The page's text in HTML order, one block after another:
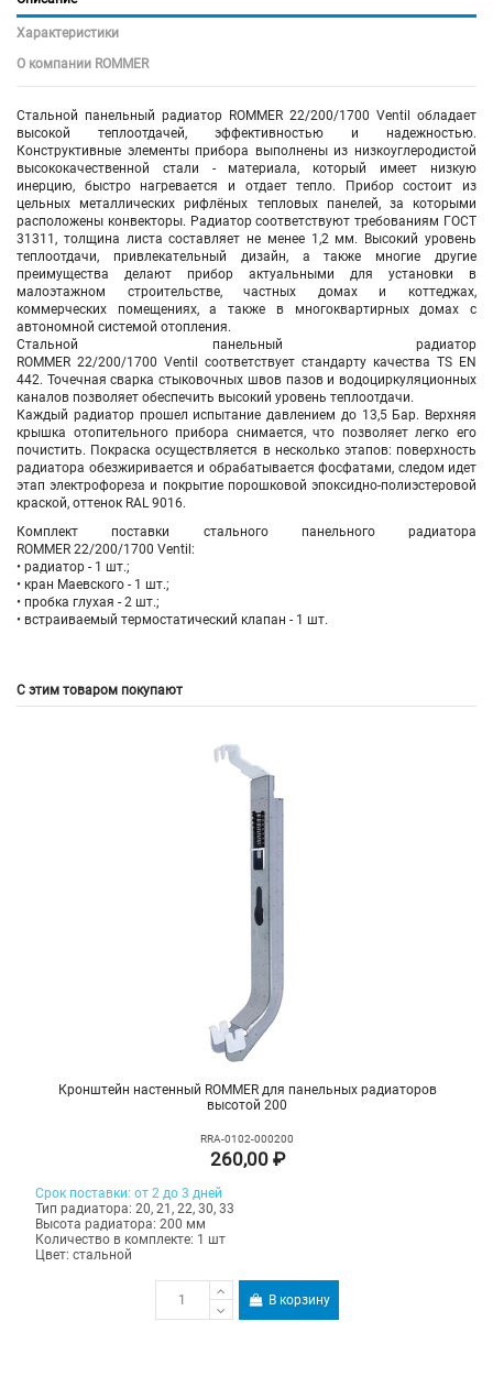
Характеристики
О компании ROMMER
Стальной панельный радиатор ROMMER 22/200/1700 Ventil обладает
высокой теплоотдачей, эффективностью и надежностью.
Конструктивные элементы прибора выполнены из низкоуглеродистой
высококачественной стали - материала, который имеет низкую
инерцию, быстро нагревается и отдает тепло. Прибор состоит из
цельных металлических рифлёных тепловых панелей, за которыми
расположены конвекторы. Радиатор соответствуют требованиям ГОСТ
31311, толщина листа составляет не менее 1,2 мм. Высокий уровень
теплоотдачи, привлекательный дизайн, а также многие другие
преимущества делают прибор актуальными для установки в
малоэтажном строительстве, частных домах и коттеджах,
коммерческих помещениях, а также в многоквартирных домах с
автономной системой отопления.
Стальной панельный радиатор
ROMMER 22/200/1700 Ventil соответствует стандарту качества TS EN
442. Точечная сварка стыковочных швов пазов и водоциркуляционных
каналов позволяет обеспечить высокий уровень теплоотдачи.
Каждый радиатор прошел испытание давлением до 13,5 Бар. Верхняя
крышка отопительного прибора снимается, что позволяет легко его
почистить. Покраска осуществляется в несколько этапов: поверхность
радиатора обезжиривается и обрабатывается фосфатами, следом идет
этап электрофореза и покрытие порошковой эпоксидно-полиэстеровой
краской, оттенок RAL 9016.
Комплект поставки стального панельного радиатора
ROMMER 22/200/1700 Ventil:
• радиатор - 1 шт.;
• кран Маевского - 1 шт.;
• пробка глухая - 2 шт.;
• встраиваемый термостатический клапан - 1 шт.
С этим товаром покупают
Кронштейн настенный ROMMER для панельных радиаторов
высотой 200
RRA-0102-000200
260,00 ₽
Срок поставки: от 2 до 3 дней
Тип радиатора: 20, 21, 22, 30, 33
Высота радиатора: 200 мм
Количество в комплекте: 1 шт
Цвет: стальной
В корзину